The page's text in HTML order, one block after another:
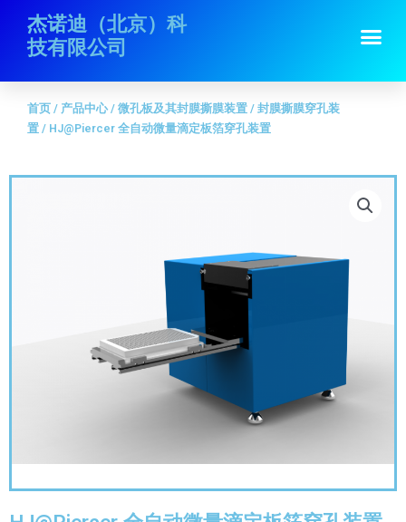
杰诺迪（北京）科
技有限公司
首页/产品中心 微孔板及其封膜撕膜装置
/ HJ@Piercer 全自动微量滴定板箔穿孔装置
首页 / 产品中心/ 微孔板及其封膜撕膜装置 / 封膜撕膜穿孔装
置 / HJ@Piercer 全自动微量滴定板箔穿孔装置